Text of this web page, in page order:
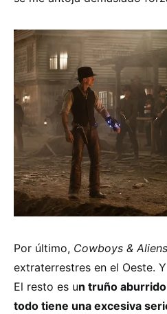
Por último, Cowboys & Aliens
extraterrestres en el Oeste.
El resto es un truño
todo tiene una excesiva